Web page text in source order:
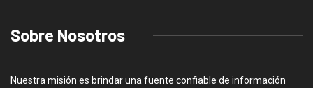
Sobre Nosotros
Nuestra misión es brindar una fuente confiable de información